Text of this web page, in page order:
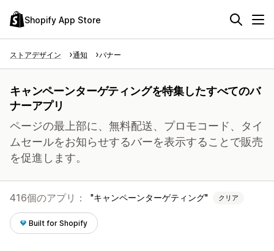
Shopify App Store
ストアデザイン 通知 バナー
キャンペーンターゲティングを特集したすべてのバ
ナーアプリ
ページの最上部に、無料配送、プロモコード、タイ
ムセールをお知らせするバーを表示することで販売
を促進します。
416個のアプリ： キャンペーンターゲティング クリア
Built for Shopify